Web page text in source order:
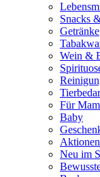
Snacks
Getränke
Wein &
Für
Baby
Aktionen
Neu im